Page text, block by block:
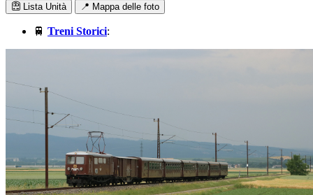
Lista Unità 📍 Mappa delle foto
🚆 Treni Storici: